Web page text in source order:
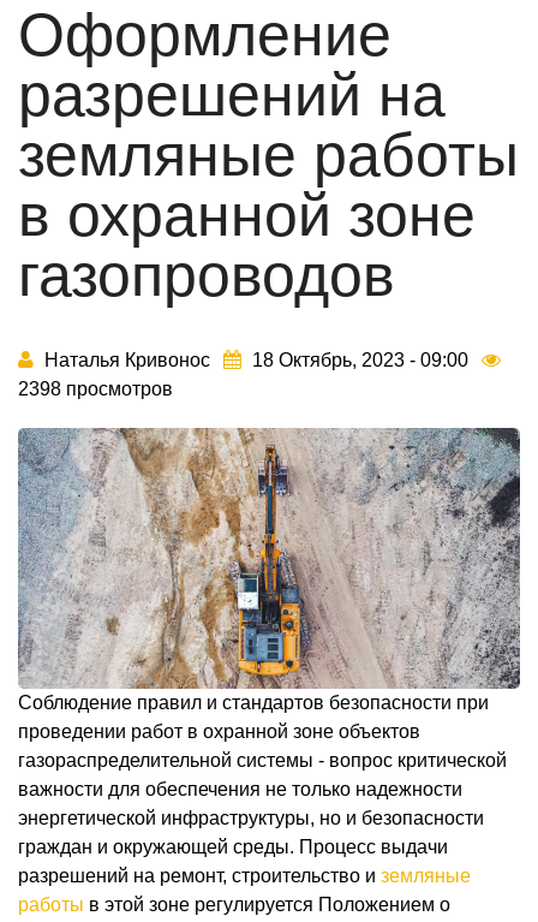
Оформление
разрешений на
земляные работы
в охранной зоне
газопроводов
Наталья Кривонос
18 Октябрь, 2023 - 09:00
2398 просмотров
Соблюдение правил и стандартов безопасности при
проведении работ в охранной зоне объектов
газораспределительной системы - вопрос критической
важности для обеспечения не только надежности
энергетической инфраструктуры, но и безопасности
граждан и окружающей среды. Процесс выдачи
разрешений на ремонт, строительство и земляные
работы в этой зоне регулируется Положением о